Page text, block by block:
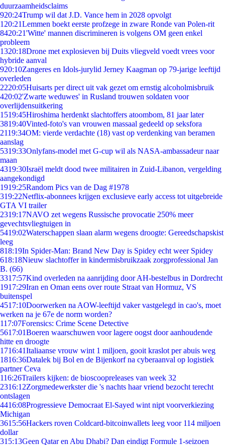
duurzaamheidsclaims
920:24Trump wil dat J.D. Vance hem in 2028 opvolgt
1 20:21Lemmen boekt eerste profzege in zware Ronde van Polen-rit
8420:21'Witte' mannen discrimineren is volgens OM geen enkel
probleem
1320:18Drone met explosieven bij Duits vliegveld voedt vrees voor
hybride aanval
920:10Zangeres en Idols-jurylid Jerney Kaagman op 79-jarige leeftijd
overleden
2220:05Huisarts per direct uit vak gezet om ernstig alcoholmisbruik
420:02'Zwarte weduwes' in Rusland trouwen soldaten voor
overlijdensuitkering
1519:45Hiroshima herdenkt slachtoffers atoombom, 81 jaar later
3819:40Vinted-foto's van vrouwen massaal gedeeld op seksfora
2119:34OM: vierde verdachte (18) vast op verdenking van beramen
aanslag
5319:33Onlyfans-model met G-cup wil als NASA-ambassadeur naar
maan
4319:30Israël meldt dood twee militairen in Zuid-Libanon, vergelding
aangekondigd
1919:25Random Pics van de Dag #1978
319:22Netflix-abonnees krijgen exclusieve early access tot uitgebreide
GTA VI trailer
2319:17NAVO zet wegens Russische provocatie 250% meer
gevechtsvliegtuigen in
5419:02Waterschappen slaan alarm wegens droogte: Gereedschapskist
leeg
818:19In Spider-Man: Brand New Day is Spidey echt weer Spidey
618:18Nieuw slachtoffer in kindermisbruikzaak zorgprofessional Jan
B. (66)
3317:57Kind overleden na aanrijding door AH-bestelbus in Dordrecht
1917:29Iran en Oman eens over route Straat van Hormuz, VS
buitenspel
4517:10Doorwerken na AOW-leeftijd vaker vastgelegd in cao's, moet
werken na je 67e de norm worden?
117:07Forensics: Crime Scene Detective
5617:01Boeren waarschuwen voor lagere oogst door aanhoudende
hitte en droogte
1716:41Italiaanse vrouw wint 1 miljoen, gooit kraslot per abuis weg
1816:36Datalek bij Bol en de Bijenkorf na cyberaanval op logistiek
partner Ceva
116:26Trailers kijken: de bioscoopreleases van week 32
2316:12Zorgmedewerkster die 's nachts haar vriend bezocht terecht
ontslagen
4416:08Progressieve Democraat El-Sayed wint nipt voorverkiezing
Michigan
3615:56Hackers roven Coldcard-bitcoinwallets leeg voor 114 miljoen
dollar
315:13Geen Qatar en Abu Dhabi? Dan eindigt Formule 1-seizoen